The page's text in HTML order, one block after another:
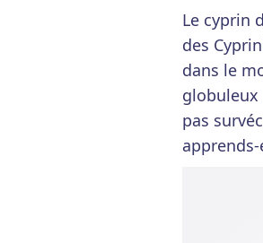
Le cyprin
des
dans le
globuleux
pas